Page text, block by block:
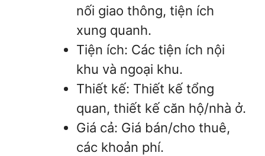
nối giao thông, tiện ích
xung quanh.
Tiện ích: Các tiện ích nội
khu và ngoại khu.
Thiết kế: Thiết kế tổng
quan, thiết kế căn hộ/nhà ở.
Giá cả: Giá bán/cho thuê,
các khoản phí.